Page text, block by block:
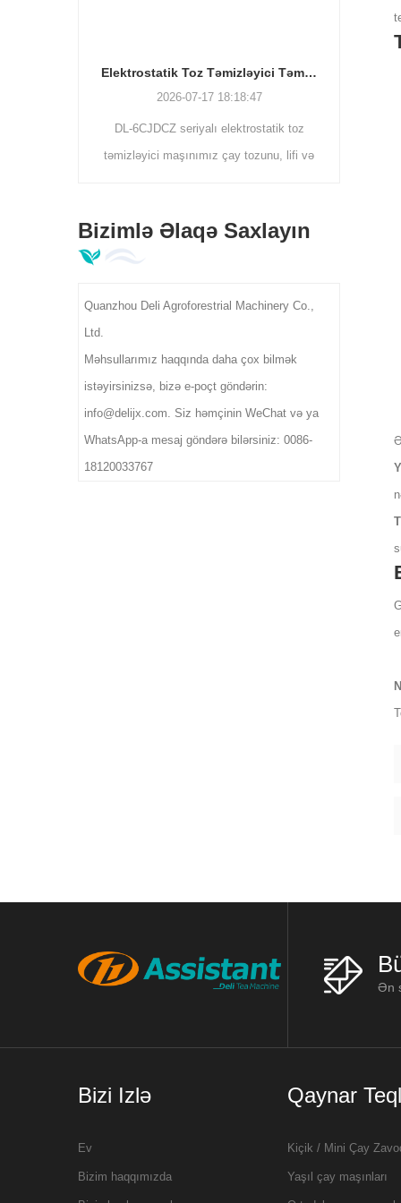
Elektrostatik Toz Təmizləyici Təmizləyici Maşın | Çay yarpağı çirkləri ayırıcı DL-6CJDCZ seriyası
2026-07-17 18:18:47
DL-6CJDCZ seriyalı elektrostatik toz
təmizləyici maşınımız çay tozunu, lifi və
3/5/8 diyircəkli modellər 300-400 kq/saat
üçün idealdır.
Bizimlə Əlaqə Saxlayın
Quanzhou Deli Agroforestrial Machinery Co.,
Ltd.
Məhsullarımız haqqında daha çox bilmək
istəyirsinizsə, bizə e-poçt göndərin:
info@delijx.com. Siz həmçinin WeChat və ya
WhatsApp-a mesaj göndərə bilərsiniz: 0086-
18120033767
Ən
Bizi Izlə
Ev
Bizim haqqımızda
Qaynar
Kiçik / Mini Çay
Yaşıl çay maşınları